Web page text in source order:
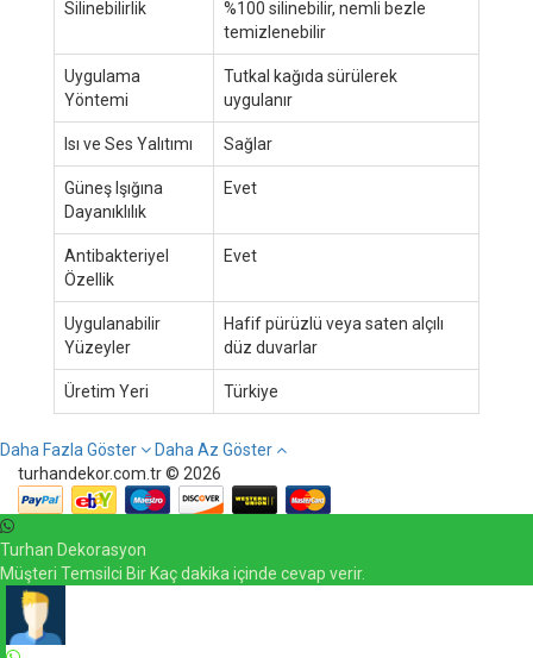
Silinebilirlik
%100 silinebilir, nemli bezle
temizlenebilir
Uygulama
Yöntemi
Tutkal kağıda sürülerek
uygulanır
Isı ve Ses Yalıtımı Sağlar
Güneş Işığına
Dayanıklılık
Evet
Antibakteriyel
Özellik
Evet
Uygulanabilir
Yüzeyler
Hafif pürüzlü veya saten alçılı
düz duvarlar
Üretim Yeri Türkiye
Daha Fazla Göster
Daha Az Göster
turhandekor.com.tr © 2026
Turhan Dekorasyon
Müşteri Temsilci Bir Kaç dakika içinde cevap verir.